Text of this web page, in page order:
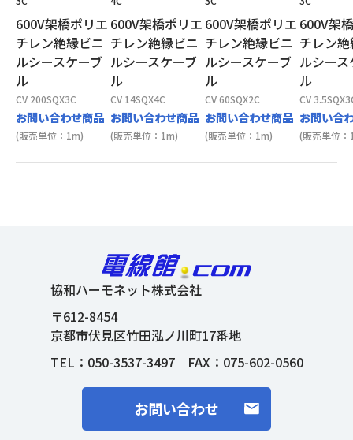
600V架橋ポリエ
チレン絶縁ビニ
ルシースケーブ
ル
CV 200SQX3C
お問い合わせ商品
(販売単位：1m)
600V架橋ポリエ
チレン絶縁ビニ
ルシースケーブ
ル
CV 14SQX4C
お問い合わせ商品
(販売単位：1m)
600V架橋ポリエ
チレン絶縁ビニ
ルシースケーブ
ル
CV 60SQX2C
お問い合わせ商品
(販売単位：1m)
600V架
チレン
ルシー
ル
CV
お問い合
(販売単位：
協和ハーモネット株式会社
〒612-8454
京都市伏見区竹田泓ノ川町17番地
TEL： 050-3537-3497FAX：075-602-0560
お問い合わせ